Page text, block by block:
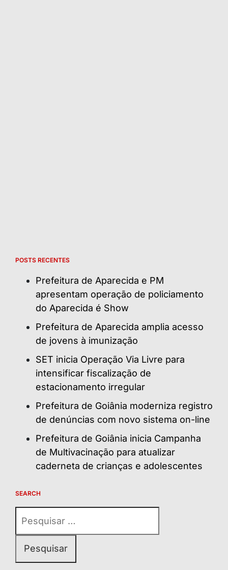
POSTS RECENTES
Prefeitura de Aparecida e PM
apresentam operação de policiamento
do Aparecida é Show
Prefeitura de Aparecida amplia acesso
de jovens à imunização
SET inicia Operação Via Livre para
intensificar fiscalização de
estacionamento irregular
Prefeitura de Goiânia moderniza registro
de denúncias com novo sistema on-line
Prefeitura de Goiânia inicia Campanha
de Multivacinação para atualizar
caderneta de crianças e adolescentes
SEARCH
por: